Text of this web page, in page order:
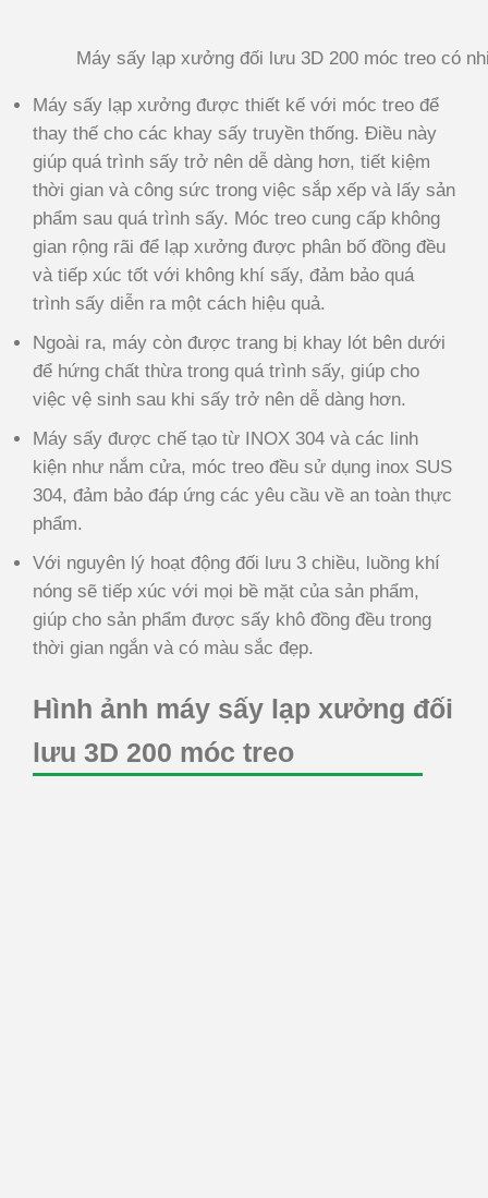
Máy sấy lạp xưởng đối lưu 3D 200 móc treo có
Máy sấy lạp xưởng được thiết kế với móc treo để
thay thế cho các khay sấy truyền thống. Điều này
giúp quá trình sấy trở nên dễ dàng hơn, tiết kiệm
thời gian và công sức trong việc sắp xếp và lấy sản
phẩm sau quá trình sấy. Móc treo cung cấp không
gian rộng rãi để lạp xưởng được phân bố đồng đều
và tiếp xúc tốt với không khí sấy, đảm bảo quá
trình sấy diễn ra một cách hiệu quả.
Ngoài ra, máy còn được trang bị khay lót bên dưới
để hứng chất thừa trong quá trình sấy, giúp cho
việc vệ sinh sau khi sấy trở nên dễ dàng hơn.
Máy sấy được chế tạo từ INOX 304 và các linh
kiện như nắm cửa, móc treo đều sử dụng inox SUS
304, đảm bảo đáp ứng các yêu cầu về an toàn thực
phẩm.
Với nguyên lý hoạt động đối lưu 3 chiều, luồng khí
nóng sẽ tiếp xúc với mọi bề mặt của sản phẩm,
giúp cho sản phẩm được sấy khô đồng đều trong
thời gian ngắn và có màu sắc đẹp.
Hình ảnh máy sấy lạp xưởng đối
lưu 3D 200 móc treo